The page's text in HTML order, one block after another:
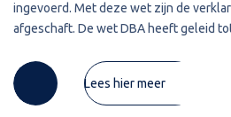
ingevoerd. Met deze wet zijn de
afgeschaft. De wet DBA heeft geleid
Lees hier meer